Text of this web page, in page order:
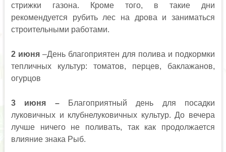
стрижки газона. Кроме того, в такие дни
рекомендуется рубить лес на дрова и заниматься
строительными работами.
2 июня–День благоприятен для полива и подкормки
тепличных культур: томатов, перцев, баклажанов,
огурцов
3 июня –
Благоприятный день для посадки
луковичных и клубнелуковичных культур. До вечера
лучше ничего не поливать, так как продолжается
влияние знака Рыб.